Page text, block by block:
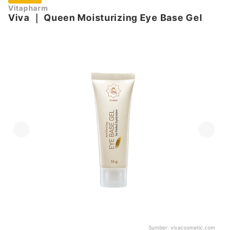
Vitapharm
Viva ｜ Queen Moisturizing Eye Base Gel
Sumber: vivacosmetic.com